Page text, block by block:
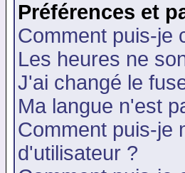
Préférences et
Comment puis-je
Les heures ne
J'ai changé le
Ma langue n'est
Comment puis-je
d'utilisateur ?